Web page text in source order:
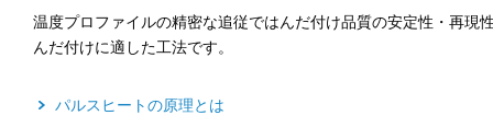
温度プロファイルの精密な追従ではんだ付け品質の安定性・再現
んだ付けに適した工法です。
パルスヒートの原理とは